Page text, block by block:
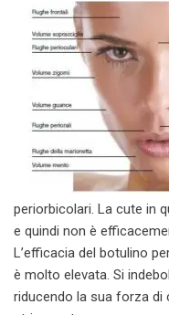
periorbicolari. La cute in
e quindi non è
L’efficacia del botulino
è molto elevata. Si
riducendo la sua forza di